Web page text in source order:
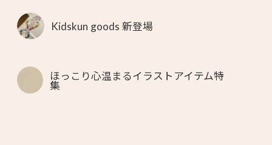
Kidskun goods 新登場
ほっこり心温まるイラストアイテム特
集